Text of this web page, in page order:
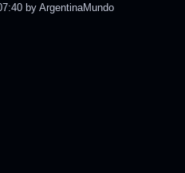
by ArgentinaMundo